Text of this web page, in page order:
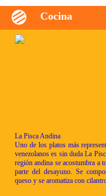
Cocina
La Pisca Andina
Uno de los platos más
venezolanos es sin duda La
región andina se acostumbra a
parte del desayuno. Se
queso y se aromatiza con